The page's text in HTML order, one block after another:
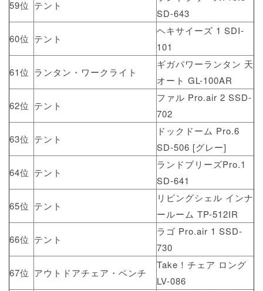
59位 テント
SD-643
60位 テント
ヘキサイーズ 1 SDI-
101
61位 ランタン・ワークライト
ギガパワーランタン 天
オート GL-100AR
62位 テント
ファル Pro.air 2 SSD-
702
63位 テント
ドックドーム Pro.6
SD-506 [グレー]
64位 テント
ランドブリーズPro.1
SD-641
65位 テント
リビングシェル インナ
ールーム TP-512IR
66位 テント
ラゴ Pro.air 1 SSD-
730
67位 アウトドアチェア・ベンチ
Take！チェア ロング
LV-086